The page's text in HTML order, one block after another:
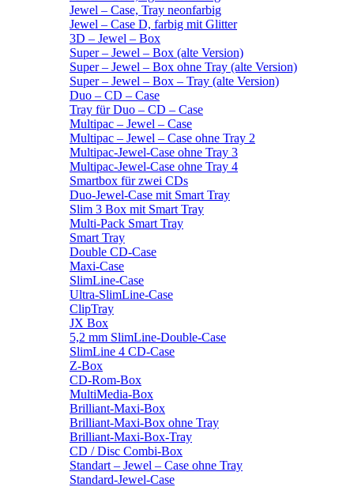
Jewel – Case, Tray neonfarbig
Jewel – Case D, farbig mit Glitter
3D – Jewel – Box
Super – Jewel – Box (alte Version)
Super – Jewel – Box ohne Tray (alte Version)
Super – Jewel – Box – Tray (alte Version)
Duo – CD – Case
Tray für Duo – CD – Case
Multipac – Jewel – Case
Multipac – Jewel – Case ohne Tray 2
Multipac-Jewel-Case ohne Tray 3
Multipac-Jewel-Case ohne Tray 4
Smartbox für zwei CDs
Duo-Jewel-Case mit Smart Tray
Slim 3 Box mit Smart Tray
Multi-Pack Smart Tray
Smart Tray
Double CD-Case
Maxi-Case
SlimLine-Case
Ultra-SlimLine-Case
ClipTray
JX Box
5,2 mm SlimLine-Double-Case
SlimLine 4 CD-Case
Z-Box
CD-Rom-Box
MultiMedia-Box
Brilliant-Maxi-Box
Brilliant-Maxi-Box ohne Tray
Brilliant-Maxi-Box-Tray
CD / Disc Combi-Box
Standart – Jewel – Case ohne Tray
Standard-Jewel-Case